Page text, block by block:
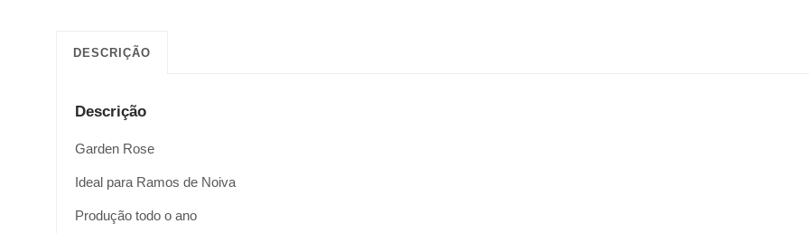
DESCRIÇÃO
Descrição
Garden Rose
Ideal para Ramos de Noiva
Produção todo o ano